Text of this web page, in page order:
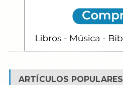
ARTÍCULOS POPULARES